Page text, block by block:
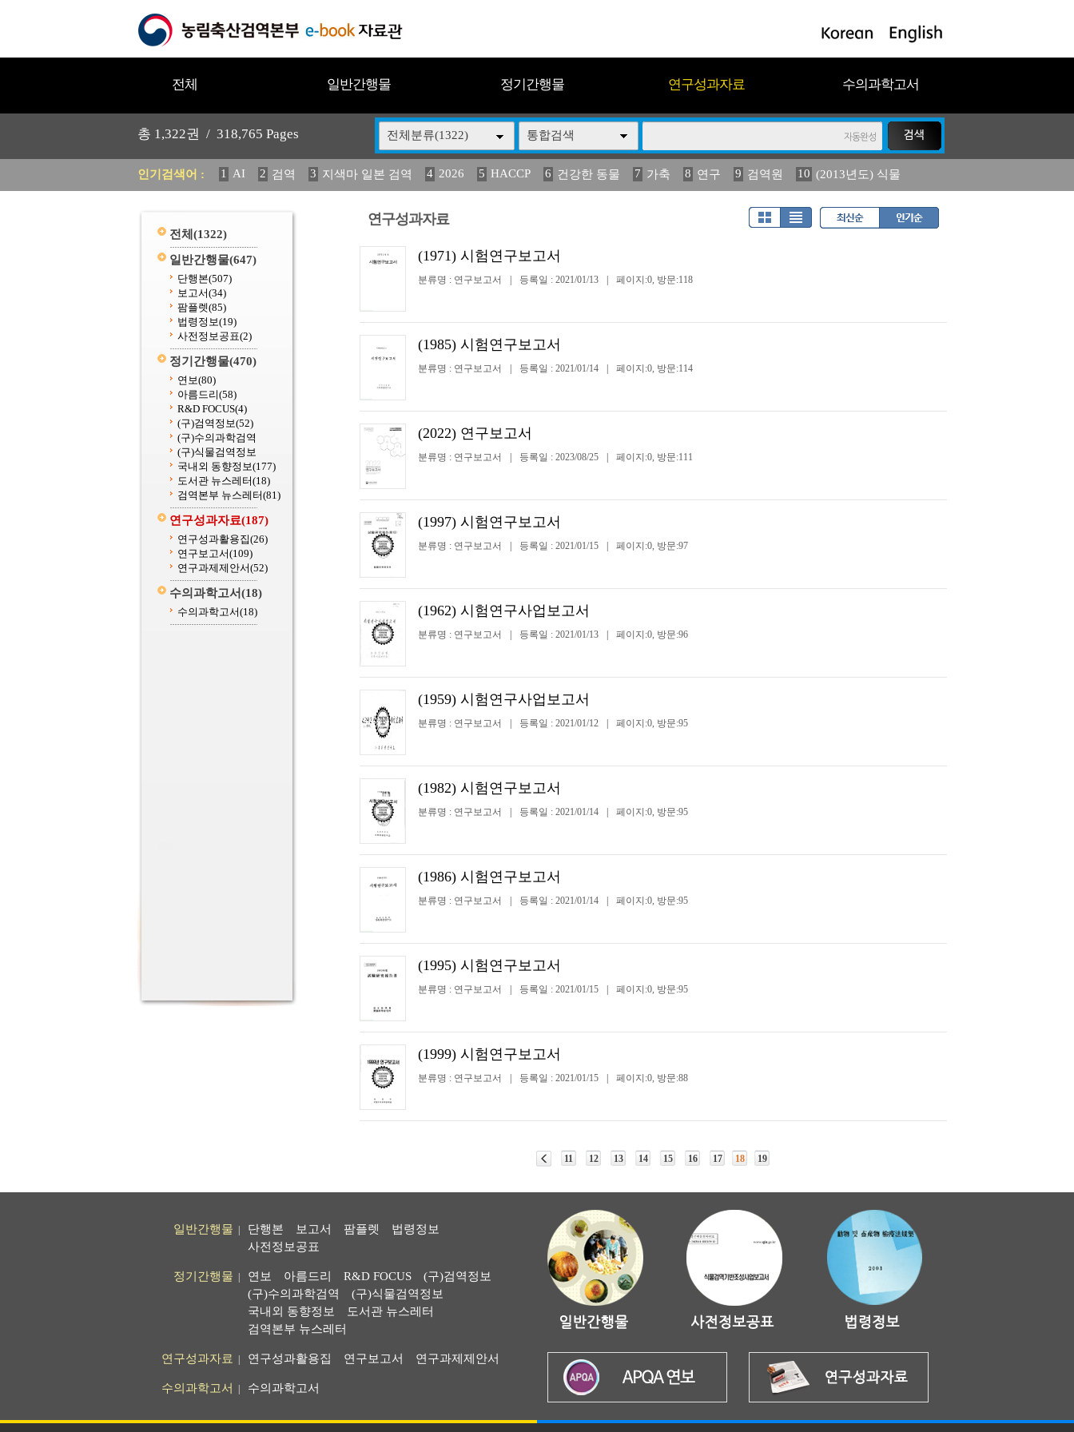
전체 일반간행물 정기간행물 연구성과자료 수의과학고서
총 1,322권 / 318,765 Pages 전체분류(1322) 통합검색
인기검색어 : 1 AI 2 검역 3 지색마 일본 검역 4 2026 5 HACCP 6 건강한 동물 7 가축 8 연구 9 검역원 10 (2013년도) 식물
11 2025 12 중독성 식물 도감 13 媛 異 14 (2013년도) 식 15 구제역 16 관리 17 연보 18 2023 19 농림수산
전체 (1322)
일반간행물(647)
단행본(507)
보고서(34)
팜플렛(85)
법령정보(19)
사전정보공표(2)
정기간행물(470)
연보(80)
아름드리(58)
R&D FOCUS(4)
(구)검역정보(52)
(구)수의과학검역
(구)식물검역정보
국내외 동향정보(177)
도서관 뉴스레터(18)
검역본부 뉴스레터(81)
연구성과자료(187)
연구성과활용집(26)
연구보고서(109)
연구과제제안서(52)
수의과학고서(18)
수의과학고서(18)
연구성과자료
(1971) 시험연구보고서
분류명 : 연구보고서 등록일 : 2021/01/13 페이지:0, 방문:118
(1985) 시험연구보고서
분류명 : 연구보고서 등록일 : 2021/01/14 페이지:0, 방문:114
(2022) 연구보고서
분류명 : 연구보고서 등록일 : 2023/08/25 페이지:0, 방문:111
(1997) 시험연구보고서
분류명 : 연구보고서 등록일 : 2021/01/15 페이지:0, 방문:97
(1962) 시험연구사업보고서
분류명 : 연구보고서 등록일 : 2021/01/13 페이지:0, 방문:96
(1959) 시험연구사업보고서
분류명 : 연구보고서 등록일 : 2021/01/12 페이지:0, 방문:95
(1982) 시험연구보고서
분류명 : 연구보고서 등록일 : 2021/01/14 페이지:0, 방문:95
(1986) 시험연구보고서
분류명 : 연구보고서 등록일 : 2021/01/14 페이지:0, 방문:95
(1995) 시험연구보고서
분류명 : 연구보고서 등록일 : 2021/01/15 페이지:0, 방문:95
(1999) 시험연구보고서
분류명 : 연구보고서 등록일 : 2021/01/15 페이지:0, 방문:88
11 12 13 14 15 16 17 18 19
일반간행물 단행본 보고서 팜플렛
법령정보
사전정보공표
정기간행물 연보 아름드리 R&D FOCUS
(구)검역정보
(구)수의과학검역
(구)식물검역정보
국내외 동향정보
도서관 뉴스레터
검역본부 뉴스레터
연구성과자료 연구성과활용집 연구보고서 연구과제제안서
수의과학고서 수의과학고서